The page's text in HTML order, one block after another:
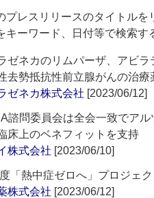
レスリリースのタイトルを
キーワード、日付等で検索
ゼネカのリムパーザ、アビ
去勢抵抗性前立腺がんの治
ゼネカ株式会社 [2023/06/12]
諮問委員会は全会一致でア
床上のベネフィットを支持
株式会社 [2023/06/10]
「熱中症ゼロへ」プロジェ
株式会社 [2023/06/12]